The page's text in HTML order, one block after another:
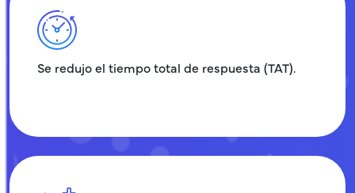
Se redujo el tiempo total de respuesta (TAT).